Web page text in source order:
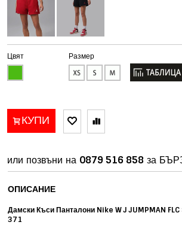
Цвят Размер
КУПИ
или позвъни на 0879 516 858 за
ОПИСАНИЕ
Дамски Къси Панталони Nike W J JUMPMAN
371